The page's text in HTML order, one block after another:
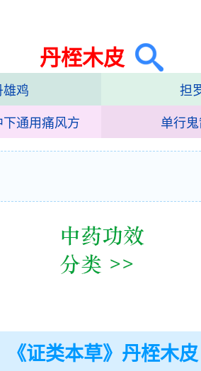
丹桎木皮
雄鸡 担
通用痛风方 单行
《证类本草》丹桎木皮